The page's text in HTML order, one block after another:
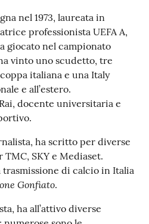
nel 1973, laureata in
professionista UEFA A,
giocato nel campionato
vinto uno scudetto, tre
italiana e una Italy
e all’estero.
docente universitaria e
ha scritto per diverse
SKY e Mediaset.
di calcio in Italia
Gonfiato.
ha all’attivo diverse